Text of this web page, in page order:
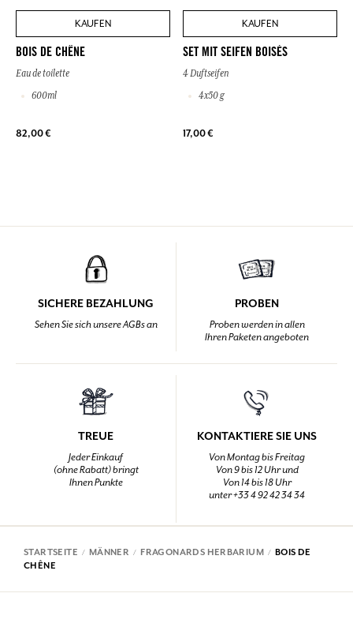
KAUFEN
BOIS DE CHÊNE
Eau de toilette
600ml
82,00 €
KAUFEN
SET MIT SEIFEN BOISÉS
4 Duftseifen
4x50 g
17,00 €
SICHERE BEZAHLUNG
Sehen Sie sich unsere AGBs an
PROBEN
Proben werden in allen
Ihren Paketen angeboten
TREUE
Jeder Einkauf
(ohne Rabatt) bringt
Ihnen Punkte
KONTAKTIERE SIE UNS
Von Montag bis Freitag
Von 9 bis 12 Uhr und
Von 14 bis 18 Uhr
unter +33 4 92 42 34 34
STARTSEITE MÄNNER FRAGONARDS HERBARIUM
BOIS DE
CHÊNE